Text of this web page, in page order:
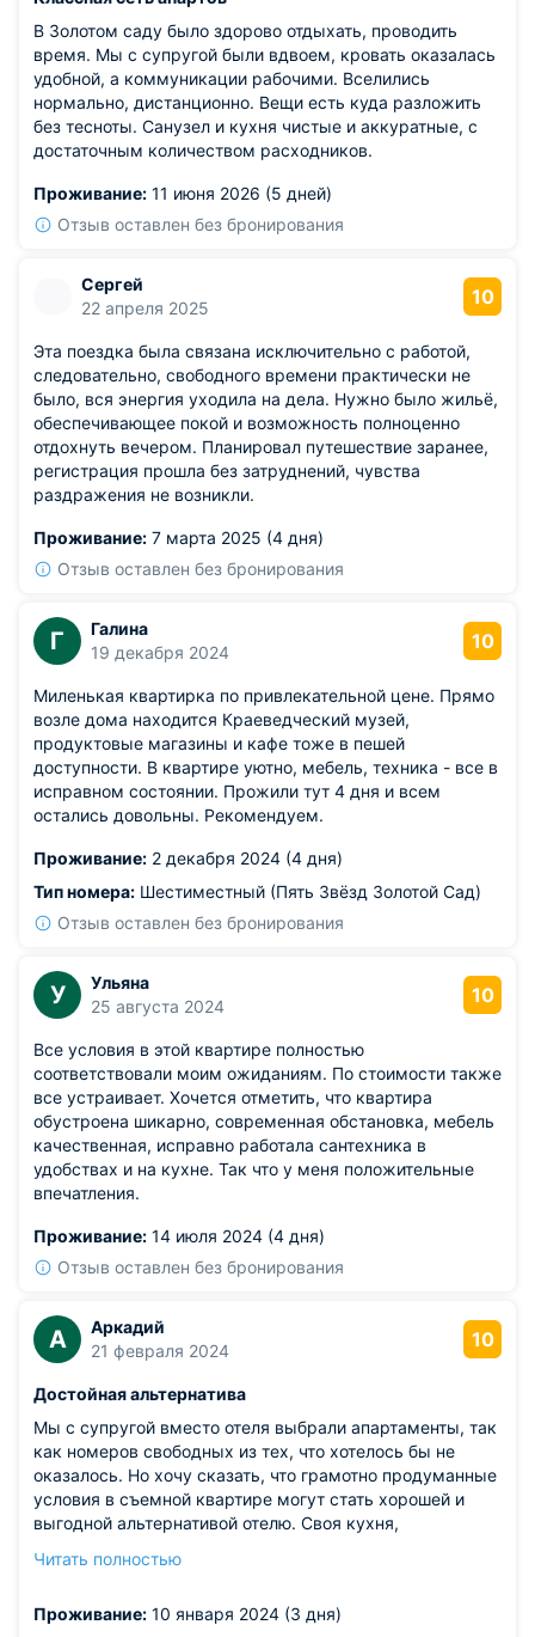
В Золотом саду было здорово отдыхать, проводить
время. Мы с супругой были вдвоем, кровать оказалась
удобной, а коммуникации рабочими. Вселились
нормально, дистанционно. Вещи есть куда разложить
без тесноты. Санузел и кухня чистые и аккуратные, с
достаточным количеством расходников.
Проживание: 11 июня 2026 (5 дней)
Отзыв оставлен без бронирования
Сергей
22 апреля 2025
10
Эта поездка была связана исключительно с работой,
следовательно, свободного времени практически не
было, вся энергия уходила на дела. Нужно было жильё,
обеспечивающее покой и возможность полноценно
отдохнуть вечером. Планировал путешествие заранее,
регистрация прошла без затруднений, чувства
раздражения не возникли.
Проживание: 7 марта 2025 (4 дня)
Отзыв оставлен без бронирования
Г
Галина
19 декабря 2024
10
Миленькая квартирка по привлекательной цене. Прямо
возле дома находится Краеведческий музей,
продуктовые магазины и кафе тоже в пешей
доступности. В квартире уютно, мебель, техника - все в
исправном состоянии. Прожили тут 4 дня и всем
остались довольны. Рекомендуем.
Проживание: 2 декабря 2024 (4 дня)
Тип номера: Шестиместный (Пять Звёзд Золотой Сад)
Отзыв оставлен без бронирования
У
Ульяна
25 августа 2024
10
Все условия в этой квартире полностью
соответствовали моим ожиданиям. По стоимости также
все устраивает. Хочется отметить, что квартира
обустроена шикарно, современная обстановка, мебель
качественная, исправно работала сантехника в
удобствах и на кухне. Так что у меня положительные
впечатления.
Проживание: 14 июля 2024 (4 дня)
Отзыв оставлен без бронирования
А
Аркадий
21 февраля 2024
10
Достойная альтернатива
Мы с супругой вместо отеля выбрали апартаменты, так
как номеров свободных из тех, что хотелось бы не
оказалось. Но хочу сказать, что грамотно продуманные
условия в съемной квартире могут стать хорошей и
выгодной альтернативой отелю. Своя кухня,
даже кувшин с фильтром и с бытовой техникой
возникло. Наши рекомендации.
Читать полностью
Проживание: 10 января 2024 (3 дня)